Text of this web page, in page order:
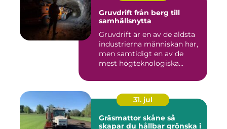
Gruvdrift från berg till
samhällsnytta
Gruvdrift är en av de äldsta
industrierna människan har,
men samtidigt en av de
mest högteknologiska...
31. jul
Gräsmattor skåne så
skapar du hållbar grönska i